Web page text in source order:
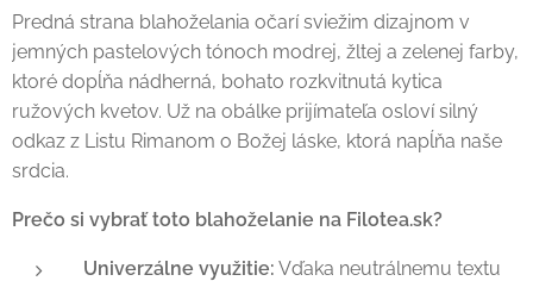
Predná strana blahoželania očarí sviežim dizajnom v
jemných pastelových tónoch modrej, žltej a zelenej farby,
ktoré dopĺňa nádherná, bohato rozkvitnutá kytica
ružových kvetov. Už na obálke prijímateľa osloví silný
odkaz z Listu Rimanom o Božej láske, ktorá napĺňa naše
srdcia.
Prečo si vybrať toto blahoželanie na Filotea.sk?
Univerzálne využitie: Vďaka neutrálnemu textu